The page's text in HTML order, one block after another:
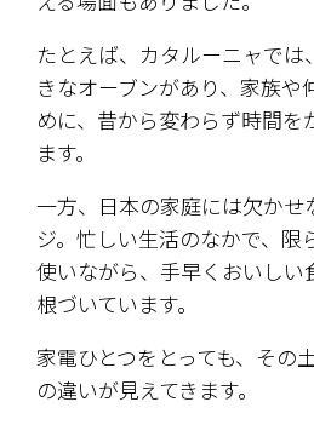
たとえば、カタルーニャでは
きなオーブンがあり、家族や
めに、昔から変わらず時間を
ます。
一方、日本の家庭には欠かせ
ジ。忙しい生活のなかで、限
使いながら、手早くおいしい
根づいています。
家電ひとつをとっても、その
の違いが見えてきます。